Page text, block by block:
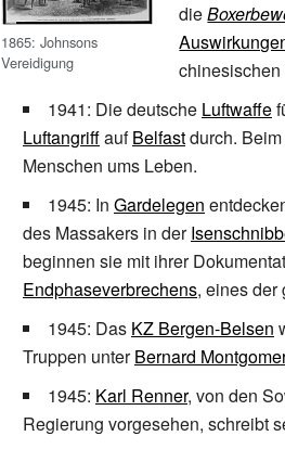
1865: Johnsons
Vereidigung
die
chinesischen
1941: Die deutsche Luftwaffe
LuftangriffaufBelfastdurch. Beim
Menschen ums Leben.
1945: In Gardelegen
des Massakers in der
beginnen sie mit ihrer
Endphaseverbrechens, eines der
1945: Das KZ Bergen-Belsen
Truppen unterBernard
1945: Karl Renner, von den
Regierung vorgesehen, schreibt